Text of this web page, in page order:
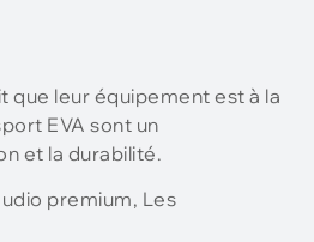
que leur équipement est à la
EVA sont un
et la durabilité.
premium, Les